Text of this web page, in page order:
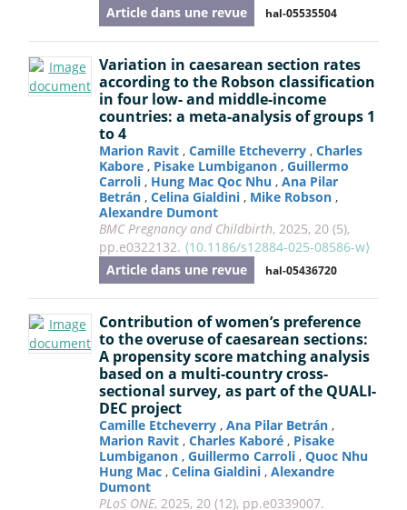
Article dans une revue
hal-05535504
Variation in caesarean section rates
according to the Robson classification
in four low- and middle-income
countries: a meta-analysis of groups 1
to 4
Marion Ravit , Camille Etcheverry , Charles
Kabore , Pisake Lumbiganon , Guillermo
Carroli , Hung Mac Qoc Nhu , Ana Pilar
Betrán , Celina Gialdini , Mike Robson ,
Alexandre Dumont
BMC Pregnancy and Childbirth, 2025, 20 (5),
pp.e0322132. ⟨10.1186/s12884-025-08586-w⟩
Article dans une revue
hal-05436720
Contribution of women’s preference
to the overuse of caesarean sections:
A propensity score matching analysis
based on a multi-country cross-
sectional survey, as part of the QUALI-
DEC project
Camille Etcheverry , Ana Pilar Betrán ,
Marion Ravit , Charles Kaboré , Pisake
Lumbiganon , Guillermo Carroli , Quoc Nhu
Hung Mac , Celina Gialdini , Alexandre
Dumont
PLoS ONE, 2025, 20 (12), pp.e0339007.